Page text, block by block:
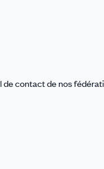
de contact de nos